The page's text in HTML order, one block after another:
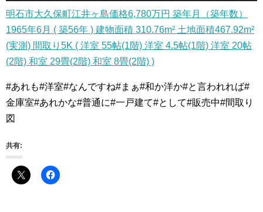
明石市大久保町江井ヶ島価格6,780万円 築年月（築年数）
1965年6月 ( 築56年 ) 建物面積 310.76m² 土地面積467.92m²
(実測) 間取り5K ( 洋室 55帖(1階) 洋室 4.5帖(1階) 洋室 20帖
(2階) 和室 29畳(2階) 和室 8畳(2階) )
#あれも#洋室#なんですね#まぁ#和か洋か#と言われれば#
金庫室#あれかな#普通に#一戸建て#として#販売中#間取り
図
共有: